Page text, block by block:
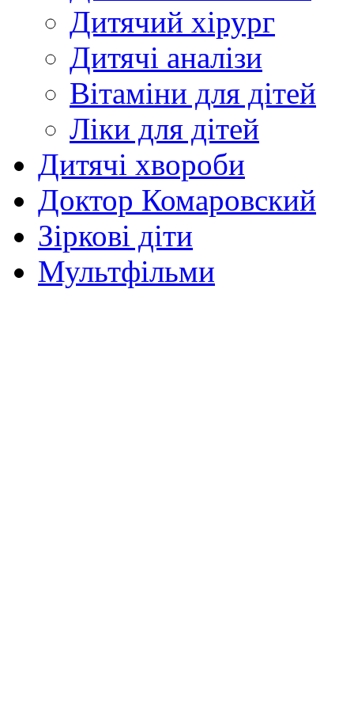
Дитячий хірург
Дитячі аналізи
Вітаміни для дітей
Ліки для дітей
Дитячі хвороби
Доктор Комаровский
Зіркові діти
Мультфільми